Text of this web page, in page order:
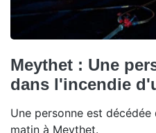
Meythet : Une
dans l'incendie
Une personne est
matin à Meythet.